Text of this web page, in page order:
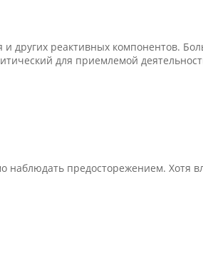
других реактивных компонентов.
для приемлемой
наблюдать предосторежением. Хотя